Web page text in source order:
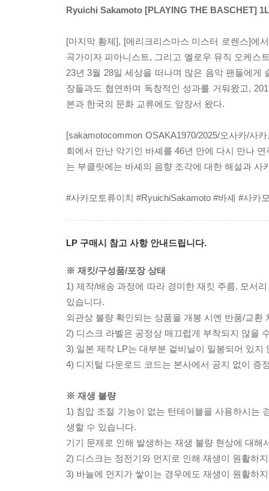
Ryuichi Sakamoto [PLAYING THE BASCHET]
[마지막 황제], [메리크리스마스 미스터 로렌스]에
곡가이자 피아니스트, 그리고 옐로우 뮤직 오케스
23년 3월 28일 세상을 떠나며 많은 음악 팬들에
장들과도 협연하며 독창적인 성과를 거둬왔고,
본과 한국의 문화 교류에도 앞장서 왔다.
[sakamotocommon OSAKA1970/2025/오사카/사
회에서 만난 악기인 바셰를 46년 만에 다시 만나
는 부클릿에는 바셰의 음향 조각에 대한 해설과
#사카모토류이치 #RyuichiSakamoto #바셰 #사카
LP 구매시 참고 사항 안내드립니다.
※ 재킷/구성품/포장 상태
1) 제작/배송 과정에 따라 경미한 재킷 주름, 모서
있습니다.
외관상 불량 확인되는 상품을 개봉 시엔 반품/교환
2) 디스크 라벨은 공정상 매끄럽게 부착되지 않을
3) 일본 제작 LP는 대부분 겉비닐이 밀봉되어 있지
4) 디지털 다운로드 코드는 본사에서 공지 없이 증
※ 재생 불량
1) 침압 조절 기능이 없는 턴테이블을 사용하시는
생할 수 있습니다.
기기 문제로 인해 발생하는 재생 불량 현상에 대
2) 디스크는 정전기와 먼지로 인해 재생이 원활하
3) 바늘에 먼지가 쌓이는 경우에도 재생이 원활하